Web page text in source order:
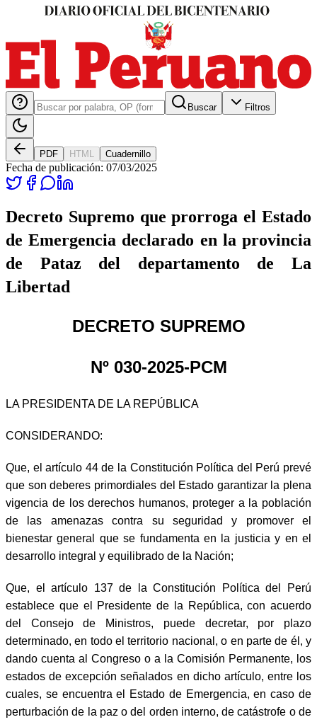
Buscar Filtros
PDF HTML Cuadernillo
Fecha de publicación: 07/03/2025
Decreto Supremo que prorroga el Estado
de Emergencia declarado en la provincia
de Pataz del departamento de La
Libertad
DECRETO SUPREMO
Nº 030-2025-PCM
LA PRESIDENTA DE LA REPÚBLICA
CONSIDERANDO:
Que, el artículo 44 de la Constitución Política del Perú prevé
que son deberes primordiales del Estado garantizar la plena
vigencia de los derechos humanos, proteger a la población
de las amenazas contra su seguridad y promover el
bienestar general que se fundamenta en la justicia y en el
desarrollo integral y equilibrado de la Nación;
Que, el artículo 137 de la Constitución Política del Perú
establece que el Presidente de la República, con acuerdo
del Consejo de Ministros, puede decretar, por plazo
determinado, en todo el territorio nacional, o en parte de él, y
dando cuenta al Congreso o a la Comisión Permanente, los
estados de excepción señalados en dicho artículo, entre los
cuales, se encuentra el Estado de Emergencia, en caso de
perturbación de la paz o del orden interno, de catástrofe o de